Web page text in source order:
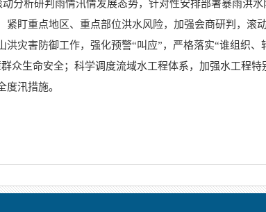
分析研判雨情汛情发展态势，针对性安排部署暴雨洪水
紧盯重点地区、重点部位洪水风险，加强会商研判，滚
洪灾害防御工作，强化预警“叫应”，严格落实“谁组织
众生命安全；科学调度流域水工程体系，加强水工程
汛措施。